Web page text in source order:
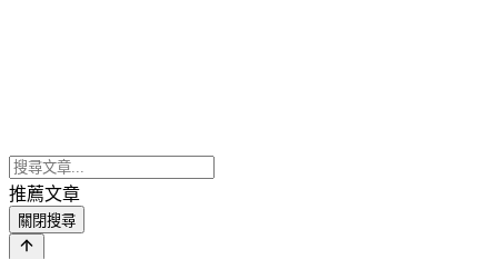
推薦文章
關閉搜尋